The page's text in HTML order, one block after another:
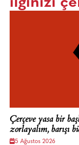
Çerçeve yasa bir
zorlayalım, barışı
5 Ağustos 2026